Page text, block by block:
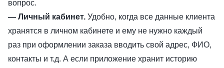
вопрос.
— Личный кабинет. Удобно, когда все данные клиента
хранятся в личном кабинете и ему не нужно каждый
раз при оформлении заказа вводить свой адрес, ФИО,
контакты и т.д. А если приложение хранит историю